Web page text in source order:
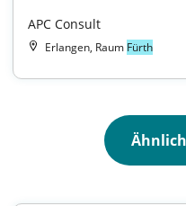
APC Consult
Erlangen, Raum Fürth